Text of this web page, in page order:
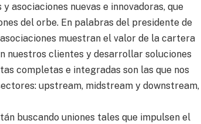
asociaciones nuevas e innovadoras, que
del orbe. En palabras del presidente de
muestran el valor de la cartera
nuestros clientes y desarrollar soluciones
completas e integradas son las que nos
upstream, midstream y downstream,
buscando uniones tales que impulsen el